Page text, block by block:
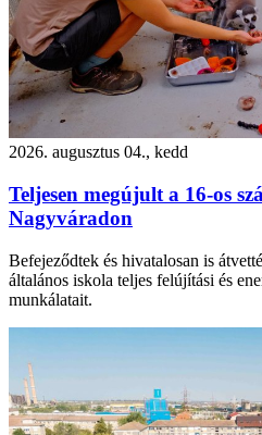
2026. augusztus 04., kedd
Teljesen megújult a 16-os
Nagyváradon
Befejeződtek és hivatalosan is
általános iskola teljes felújítási és
munkálatait.